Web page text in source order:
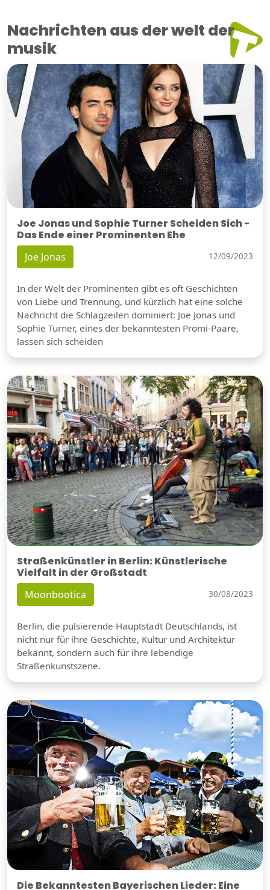
Nachrichten aus der welt der
musik
Joe Jonas und Sophie Turner Scheiden Sich -
Das Ende einer Prominenten Ehe
Joe Jonas 12/09/2023
In der Welt der Prominenten gibt es oft Geschichten
von Liebe und Trennung, und kürzlich hat eine solche
Nachricht die Schlagzeilen dominiert: Joe Jonas und
Sophie Turner, eines der bekanntesten Promi-Paare,
lassen sich scheiden
Straßenkünstler in Berlin: Künstlerische
Vielfalt in der Großstadt
Moonbootica 30/08/2023
Berlin, die pulsierende Hauptstadt Deutschlands, ist
nicht nur für ihre Geschichte, Kultur und Architektur
bekannt, sondern auch für ihre lebendige
Straßenkunstszene.
Die Bekanntesten Bayerischen Lieder: Eine